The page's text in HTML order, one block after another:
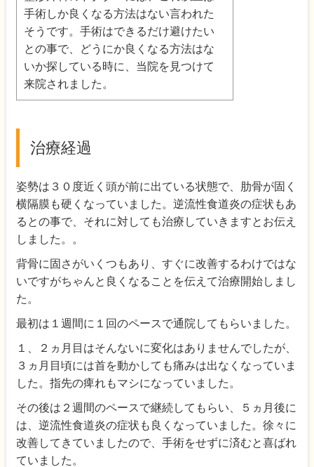
手術しか良くなる方法はない言われた
そうです。手術はできるだけ避けたい
との事で、どうにか良くなる方法はな
いか探している時に、当院を見つけて
来院されました。
治療経過
姿勢は３０度近く頭が前に出ている状態で、肋骨が固く
横隔膜も硬くなっていました。逆流性食道炎の症状もあ
るとの事で、それに対しても治療していきますとお伝え
しました。。
背骨に固さがいくつもあり、すぐに改善するわけではな
いですがちゃんと良くなることを伝えて治療開始しまし
た。
最初は１週間に１回のペースで通院してもらいました。
１、２ヵ月目はそんないに変化はありませんでしたが、
３ヵ月目頃には首を動かしても痛みは出なくなっていま
した。指先の痺れもマシになっていました。
その後は２週間のペースで継続してもらい、５ヵ月後に
は、逆流性食道炎の症状も良くなっていました。徐々に
改善してきていましたので、手術をせずに済むと喜ばれ
ていました。